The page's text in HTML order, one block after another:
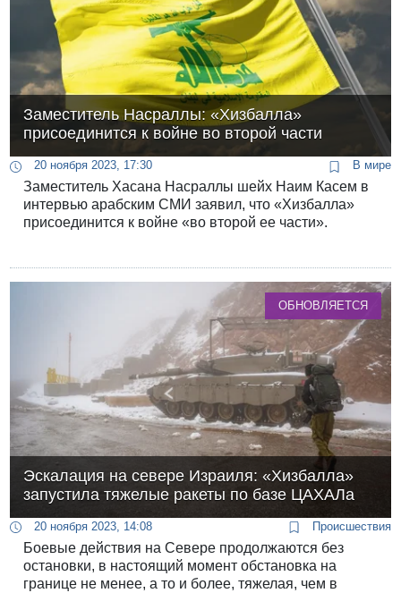
Заместитель Насраллы: «Хизбалла»
присоединится к войне во второй части
20 ноября 2023, 17:30 В мире
Заместитель Хасана Насраллы шейх Наим Касем в
интервью арабским СМИ заявил, что «Хизбалла»
присоединится к войне «во второй ее части».
ОБНОВЛЯЕТСЯ
Эскалация на севере Израиля: «Хизбалла»
запустила тяжелые ракеты по базе ЦАХАЛа
20 ноября 2023, 14:08 Происшествия
Боевые действия на Севере продолжаются без
остановки, в настоящий момент обстановка на
границе не менее, а то и более, тяжелая, чем в